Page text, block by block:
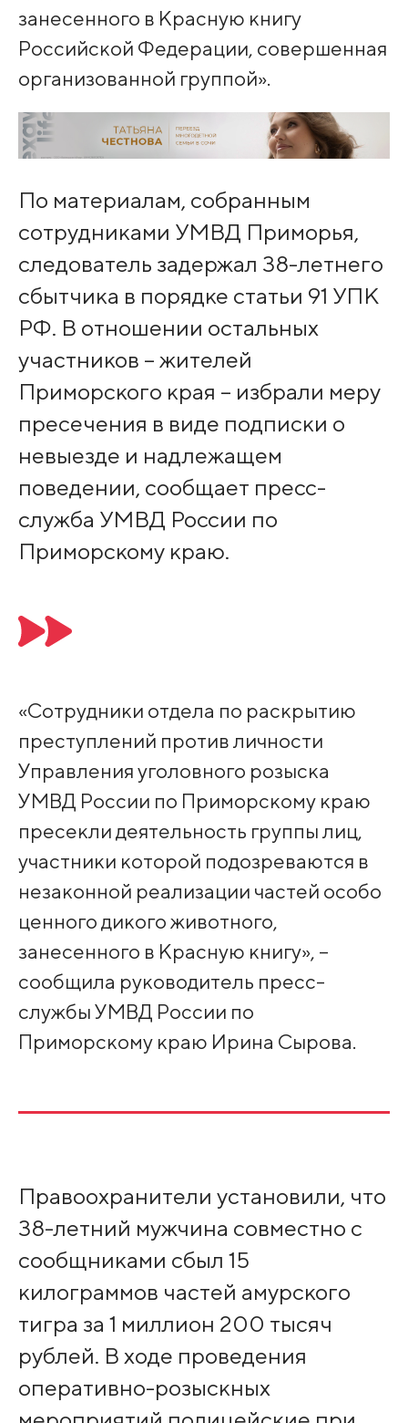
занесенного в Красную книгу
Российской Федерации, совершенная
организованной группой».
По материалам, собранным
сотрудниками УМВД Приморья,
следователь задержал 38-летнего
сбытчика в порядке статьи 91 УПК
РФ. В отношении остальных
участников – жителей
Приморского края – избрали меру
пресечения в виде подписки о
невыезде и надлежащем
поведении, сообщает пресс-
служба УМВД России по
Приморскому краю.
«Сотрудники отдела по раскрытию
преступлений против личности
Управления уголовного розыска
УМВД России по Приморскому краю
пресекли деятельность группы лиц,
участники которой подозреваются в
незаконной реализации частей особо
ценного дикого животного,
занесенного в Красную книгу», –
сообщила руководитель пресс-
службы УМВД России по
Приморскому краю Ирина Сырова.
Правоохранители установили, что
38-летний мужчина совместно с
сообщниками сбыл 15
килограммов частей амурского
тигра за 1 миллион 200 тысяч
рублей. В ходе проведения
оперативно-розыскных